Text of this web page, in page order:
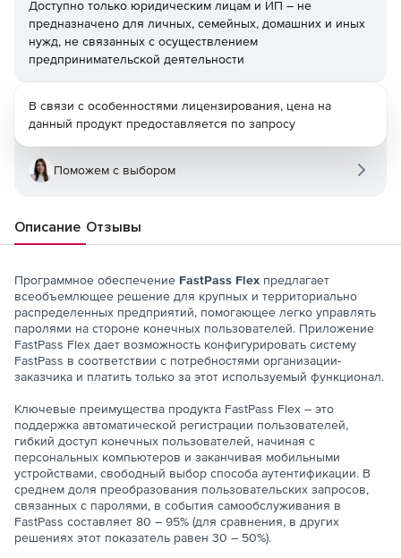
Доступно только юридическим лицам и ИП – не
предназначено для личных, семейных, домашних и иных
нужд, не связанных с осуществлением
предпринимательской деятельности
В связи с особенностями лицензирования, цена на
данный продукт предоставляется по запросу
Поможем с выбором
Описание Отзывы
Программное обеспечение FastPass Flex предлагает
всеобъемлющее решение для крупных и территориально
распределенных предприятий, помогающее легко управлять
паролями на стороне конечных пользователей. Приложение
FastPass Flex дает возможность конфигурировать систему
FastPass в соответствии с потребностями организации-
заказчика и платить только за этот используемый функционал.
Ключевые преимущества продукта FastPass Flex – это
поддержка автоматической регистрации пользователей,
гибкий доступ конечных пользователей, начиная с
персональных компьютеров и заканчивая мобильными
устройствами, свободный выбор способа аутентификации. В
среднем доля преобразования пользовательских запросов,
связанных с паролями, в события самообслуживания в
FastPass составляет 80 – 95% (для сравнения, в других
решениях этот показатель равен 30 – 50%).